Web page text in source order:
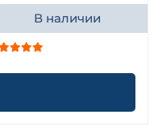
В наличии